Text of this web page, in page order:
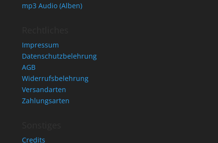
mp3 Audio (Alben)
Impressum
Datenschutzbelehrung
AGB
Widerrufsbelehrung
Versandarten
Zahlungsarten
Credits